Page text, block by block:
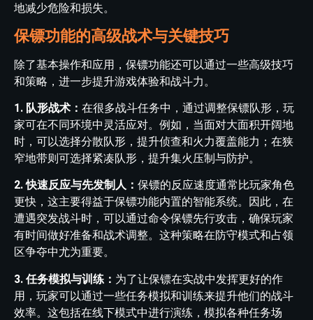
地减少危险和损失。
保镖功能的高级战术与关键技巧
除了基本操作和应用，保镖功能还可以通过一些高级技巧
和策略，进一步提升游戏体验和战斗力。
1. 队形战术： 在很多战斗任务中，通过调整保镖队形，玩
家可在不同环境中灵活应对。例如，当面对大面积开阔地
时，可以选择分散队形，提升侦查和火力覆盖能力；在狭
窄地带则可选择紧凑队形，提升集火压制与防护。
2. 快速反应与先发制人： 保镖的反应速度通常比玩家角色
更快，这主要得益于保镖功能内置的智能系统。因此，在
遭遇突发战斗时，可以通过命令保镖先行攻击，确保玩家
有时间做好准备和战术调整。这种策略在防守模式和占领
区争夺中尤为重要。
3. 任务模拟与训练： 为了让保镖在实战中发挥更好的作
用，玩家可以通过一些任务模拟和训练来提升他们的战斗
效率。这包括在线下模式中进行演练，模拟各种任务场